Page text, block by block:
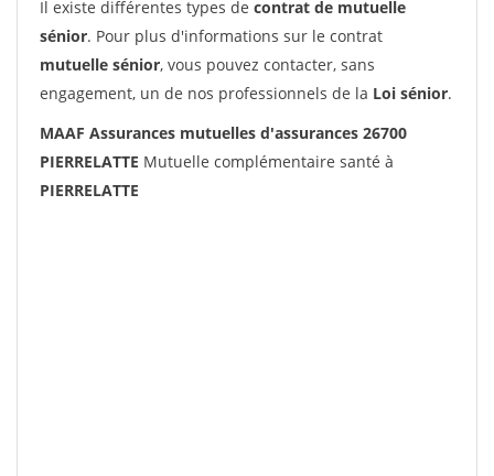
Il existe différentes types de contrat de mutuelle
sénior. Pour plus d'informations sur le contrat
mutuelle sénior, vous pouvez contacter, sans
engagement, un de nos professionnels de la Loi sénior.
MAAF Assurances mutuelles d'assurances 26700
PIERRELATTE Mutuelle complémentaire santé à
PIERRELATTE